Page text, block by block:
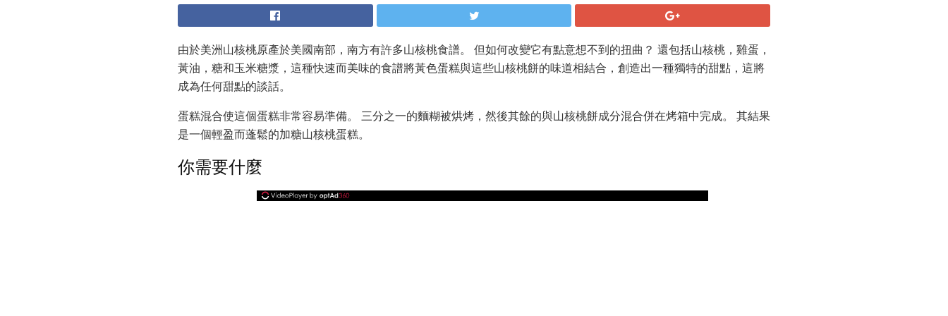
由於美洲山核桃原產於美國南部，南方有許多山核桃食譜。 但如何改變它有點意想不到的扭曲？ 還包括山核桃，雞蛋，
黃油，糖和玉米糖漿，這種快速而美味的食譜將黃色蛋糕與這些山核桃餅的味道相結合，創造出一種獨特的甜點，這將
成為任何甜點的談話。
蛋糕混合使這個蛋糕非常容易準備。 三分之一的麵糊被烘烤，然後其餘的與山核桃餅成分混合併在烤箱中完成。 其結果
是一個輕盈而蓬鬆的加糖山核桃蛋糕。
你需要什麼